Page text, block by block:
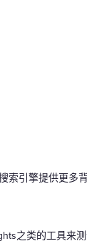
引擎提供更多背
之类的工具来测